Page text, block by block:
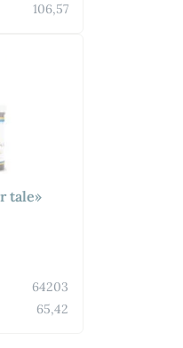
106,57
tale»
64203
65,42